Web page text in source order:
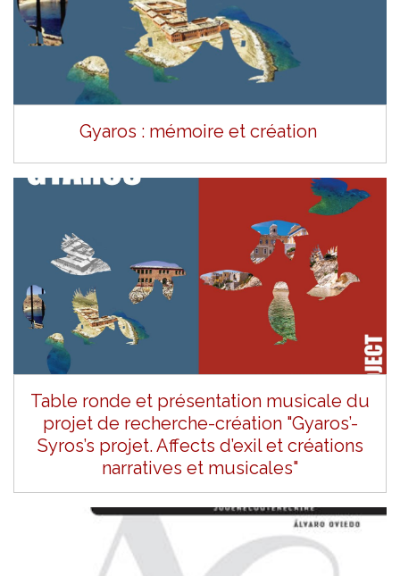
Gyaros : mémoire et création
Table ronde et présentation musicale du
projet de recherche-création "Gyaros’-
Syros’s projet. Affects d’exil et créations
narratives et musicales"